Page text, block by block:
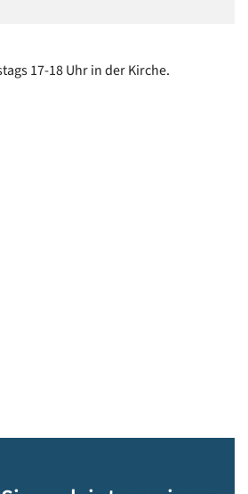
17-18 Uhr in der Kirche.